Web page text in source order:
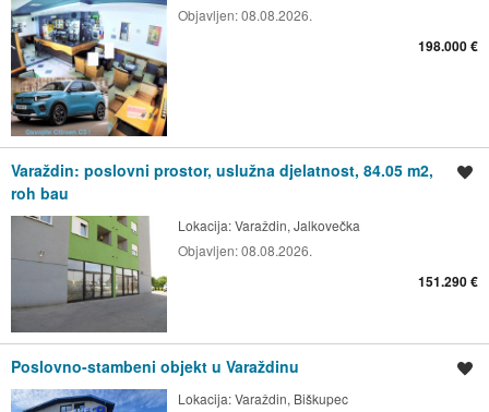
Objavljen:08.08.2026.
198.000 €
Varaždin: poslovni prostor, uslužna djelatnost, 84.05 m2,
roh bau
Lokacija:Varaždin, Jalkovečka
Objavljen:08.08.2026.
151.290 €
Poslovno-stambeni objekt u Varaždinu
Lokacija:Varaždin, Biškupec